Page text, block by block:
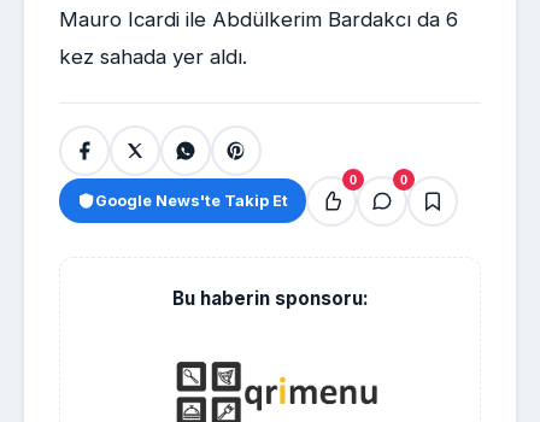
Mauro Icardi ile Abdülkerim Bardakcı da 6
kez sahada yer aldı.
Google News'te Takip Et
0 0
Bu haberin sponsoru: